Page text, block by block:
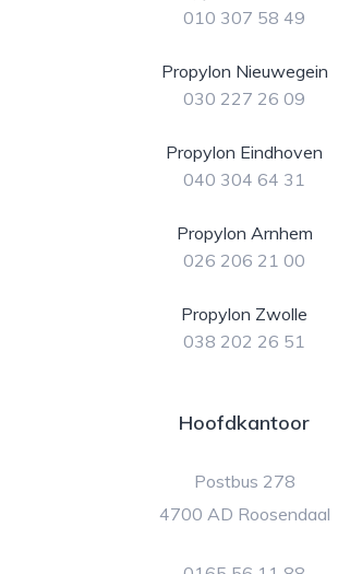
010 307 58 49
Propylon Nieuwegein
030 227 26 09
Propylon Eindhoven
040 304 64 31
Propylon Arnhem
026 206 21 00
Propylon Zwolle
038 202 26 51
Hoofdkantoor
Postbus 278
4700 AD Roosendaal